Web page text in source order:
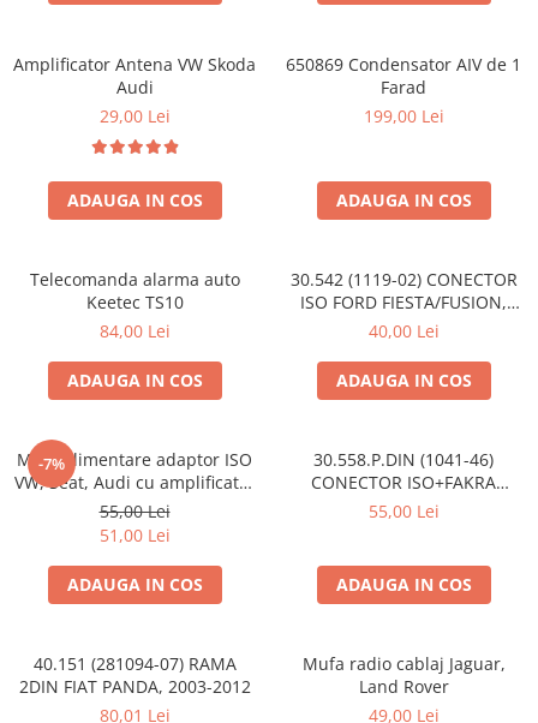
Amplificator Antena VW Skoda
Audi
29,00 Lei
ADAUGA IN COS
650869 Condensator AIV de 1
Farad
199,00 Lei
ADAUGA IN COS
Telecomanda alarma auto
Keetec TS10
84,00 Lei
ADAUGA IN COS
30.542 (1119-02) CONECTOR
ISO FORD FIESTA/FUSION,
2002-2005
40,00 Lei
ADAUGA IN COS
-7%
Mufa alimentare adaptor ISO
VW, Seat, Audi cu amplificator
antena
55,00 Lei
51,00 Lei
ADAUGA IN COS
30.558.P.DIN (1041-46)
CONECTOR ISO+FAKRA
CITROEN, 2003>
55,00 Lei
ADAUGA IN COS
40.151 (281094-07) RAMA
2DIN FIAT PANDA, 2003-2012
80,01 Lei
Mufa radio cablaj Jaguar,
Land Rover
49,00 Lei